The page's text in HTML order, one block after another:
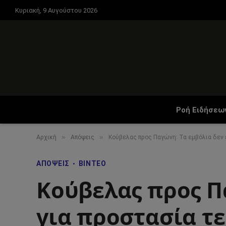
Κυριακή, 9 Αυγούστου 2026
Ροή
Αρχική » Απόψεις » Κούβελας προς Παγώνη: Τα εμβόλια δεν
ΑΠΌΨΕΙΣ ΒΊΝΤΕΟ
Κούβελας προς
για προστασία